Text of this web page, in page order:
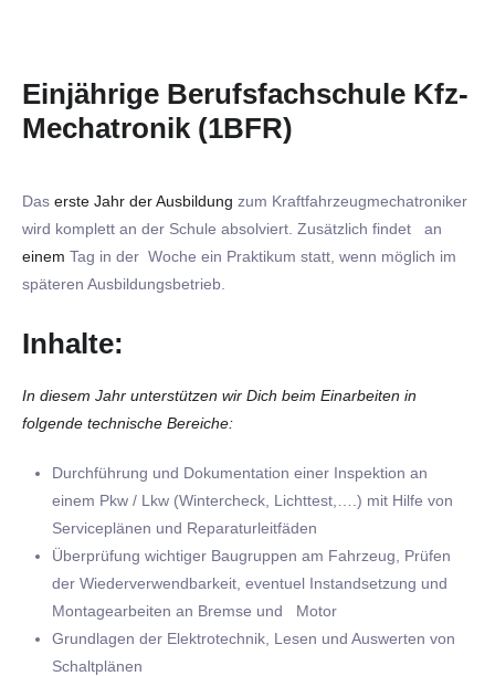
Einjährige Berufsfachschule Kfz-
Mechatronik (1BFR)
Das erste Jahr der Ausbildung zum Kraftfahrzeugmechatroniker
wird komplett an der Schule absolviert. Zusätzlich findet an
einem Tag in der Woche ein Praktikum statt, wenn möglich im
späteren Ausbildungsbetrieb.
Inhalte:
In diesem Jahr unterstützen wir Dich beim Einarbeiten in
folgende technische Bereiche:
Durchführung und Dokumentation einer Inspektion an
einem Pkw / Lkw (Wintercheck, Lichttest,….) mit Hilfe von
Serviceplänen und Reparaturleitfäden
Überprüfung wichtiger Baugruppen am Fahrzeug, Prüfen
der Wiederverwendbarkeit, eventuel Instandsetzung und
Montagearbeiten an Bremse und Motor
Grundlagen der Elektrotechnik, Lesen und Auswerten von
Schaltplänen